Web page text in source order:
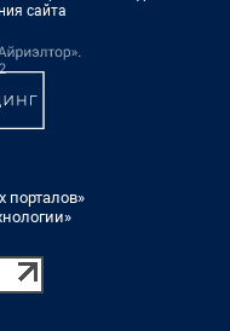
сайта
порталов»